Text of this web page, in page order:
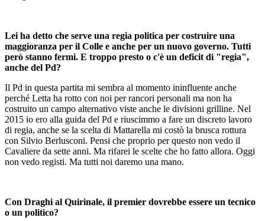
Lei ha detto che serve una regia politica per costruire una
maggioranza per il Colle e anche per un nuovo governo. Tutti
però stanno fermi. E troppo presto o c'è un deficit di "regia",
anche del Pd?
Il Pd in questa partita mi sembra al momento ininfluente anche
perché Letta ha rotto con noi per rancori personali ma non ha
costruito un campo alternativo viste anche le divisioni grilline. Nel
2015 io ero alla guida del Pd e riuscimmo a fare un discreto lavoro
di regia, anche se la scelta di Mattarella mi costò la brusca rottura
con Silvio Berlusconi. Pensi che proprio per questo non vedo il
Cavaliere da sette anni. Ma rifarei le scelte che ho fatto allora. Oggi
non vedo registi. Ma tutti noi daremo una mano.
Con Draghi al Quirinale, il premier dovrebbe essere un tecnico
o un politico?